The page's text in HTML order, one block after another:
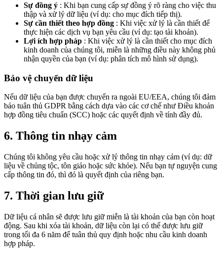
Sự đồng ý : Khi bạn cung cấp sự đồng ý rõ ràng cho việc thu
thập và xử lý dữ liệu (ví dụ: cho mục đích tiếp thị).
Sự cần thiết theo hợp đồng : Khi việc xử lý là cần thiết để
thực hiện các dịch vụ bạn yêu cầu (ví dụ: tạo tài khoản).
Lợi ích hợp pháp : Khi việc xử lý là cần thiết cho mục đích
kinh doanh của chúng tôi, miễn là những điều này không phủ
nhận quyền của bạn (ví dụ: phân tích mô hình sử dụng).
Bảo vệ chuyển dữ liệu
Nếu dữ liệu của bạn được chuyển ra ngoài EU/EEA, chúng tôi đảm
bảo tuân thủ GDPR bằng cách dựa vào các cơ chế như Điều khoản
hợp đồng tiêu chuẩn (SCC) hoặc các quyết định về tính đầy đủ.
6. Thông tin nhạy cảm
Chúng tôi không yêu cầu hoặc xử lý thông tin nhạy cảm (ví dụ: dữ
liệu về chủng tộc, tôn giáo hoặc sức khỏe). Nếu bạn tự nguyện cung
cấp thông tin đó, thì đó là quyết định của riêng bạn.
7. Thời gian lưu giữ
Dữ liệu cá nhân sẽ được lưu giữ miễn là tài khoản của bạn còn hoạt
động. Sau khi xóa tài khoản, dữ liệu còn lại có thể được lưu giữ
trong tối đa 6 năm để tuân thủ quy định hoặc nhu cầu kinh doanh
hợp pháp.